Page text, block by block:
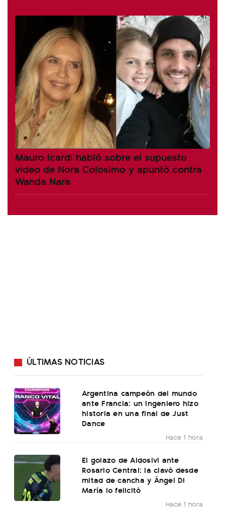
Mauro Icardi habló sobre el supuesto
video de Nora Colosimo y apuntó contra
Wanda Nara
ÚLTIMAS NOTICIAS
Argentina campeón del mundo
ante Francia: un ingeniero hizo
historia en una final de Just
Dance
Hace 1 hora
El golazo de Aldosivi ante
Rosario Central: la clavó desde
mitad de cancha y Ángel Di
María lo felicitó
Hace 1 hora